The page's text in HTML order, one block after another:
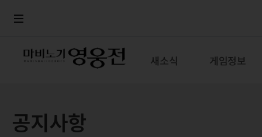
새소식 게임정보
공지사항